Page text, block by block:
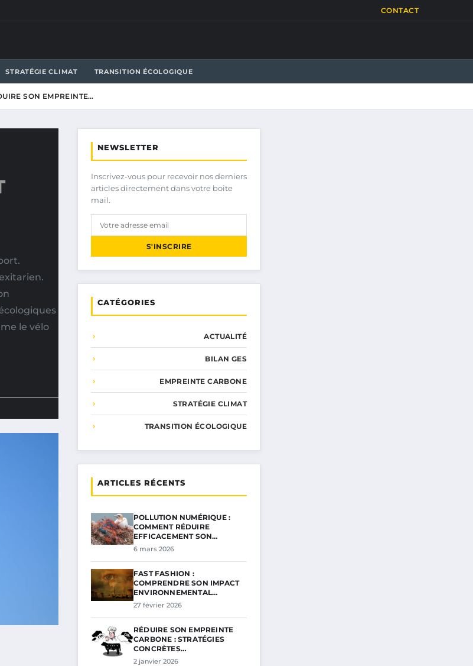
CONTACT
STRATÉGIE CLIMAT TRANSITION ÉCOLOGIQUE
SON EMPREINTE…
le vélo
NEWSLETTER
Inscrivez-vous pour recevoir nos derniers
articles directement dans votre boîte
mail.
S'INSCRIRE
CATÉGORIES
ACTUALITÉ
BILAN GES
EMPREINTE CARBONE
STRATÉGIE CLIMAT
TRANSITION ÉCOLOGIQUE
ARTICLES RÉCENTS
POLLUTION NUMÉRIQUE :
COMMENT RÉDUIRE
EFFICACEMENT SON…
6 mars 2026
FAST FASHION :
COMPRENDRE SON IMPACT
ENVIRONNEMENTAL…
27 février 2026
RÉDUIRE SON EMPREINTE
CARBONE : STRATÉGIES
CONCRÈTES…
2 janvier 2026